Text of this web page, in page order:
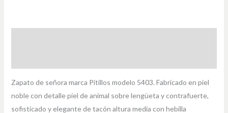
Zapato de señora marca Pitillos modelo 5403. Fabricado en piel
noble con detalle piel de animal sobre lengüeta y contrafuerte,
sofisticado y elegante de tacón altura media con hebilla